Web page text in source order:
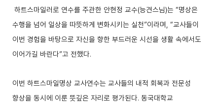
하트스마일러로 연수를 주관한 안현정 교수(능견스님)는 “명상은
수행을 넘어 일상을 따뜻하게 변화시키는 실천”이라며, “교사들이
이번 경험을 바탕으로 자신을 향한 부드러운 시선을 생활 속에서도
이어가길 바란다”고 전했다.
이번 하트스마일명상 교사연수는 교사들의 내적 회복과 전문성
향상을 동시에 이룬 뜻깊은 자리로 평가된다. 동국대학교